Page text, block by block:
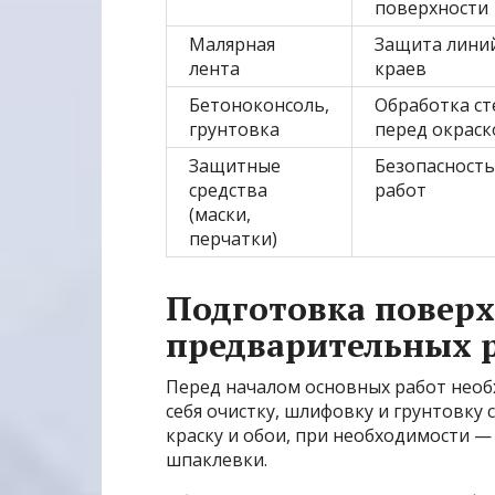
поверхности
Малярная
лента
Защита
краев
Бетоноконсоль,
грунтовка
Обработка
перед
Защитные
средства
(маски,
перчатки)
Безопасность
работ
Подготовка
предварительных
Перед началом основных работ
себя очистку, шлифовку и
краску и обои, при
шпаклевки.